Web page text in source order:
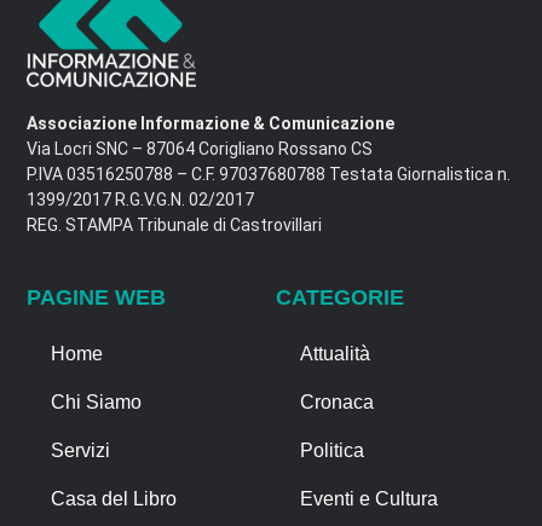
Associazione Informazione & Comunicazione
Via Locri SNC – 87064 Corigliano Rossano CS
P.IVA 03516250788 – C.F. 97037680788 Testata Giornalistica n.
1399/2017 R.G.V.G.N. 02/2017
REG. STAMPA Tribunale di Castrovillari
PAGINE WEB
Home
Chi Siamo
Servizi
Casa del Libro
CATEGORIE
Attualità
Cronaca
Politica
Eventi e Cultura